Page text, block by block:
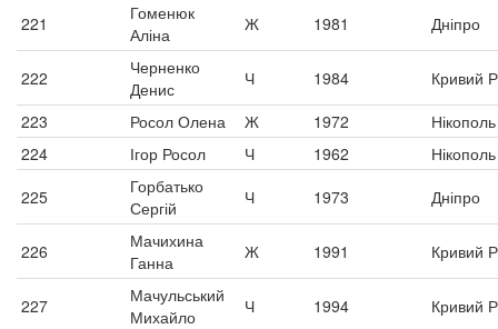
221
Гоменюк
Аліна
Ж 1981 Дніпро
222
Черненко
Денис
Ч 1984
Кривий
223
Росол Олена Ж 1972
Нікополь
224
Ігор Росол Ч 1962
Нікополь
225
Горбатько
Сергій
Ч 1973 Дніпро
226
Мачихина
Ганна
Ж 1991 Кривий
227
Мачульський
Михайло
Ч 1994 Кривий